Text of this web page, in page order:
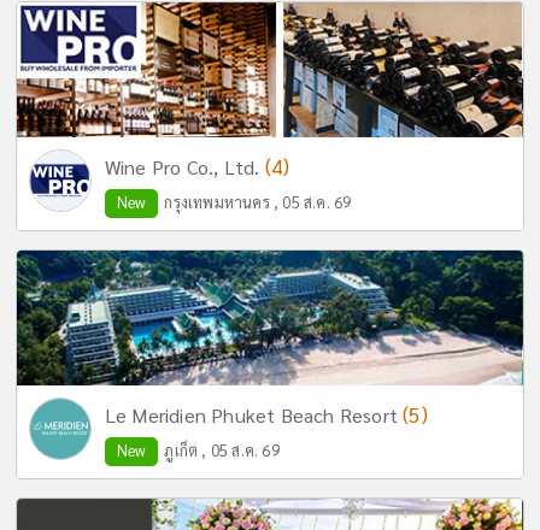
Wine Pro Co., Ltd. (4)
New กรุงเทพมหานคร , 05 ส.ค. 69
Le Meridien Phuket Beach Resort(5)
New ภูเก็ต , 05 ส.ค. 69